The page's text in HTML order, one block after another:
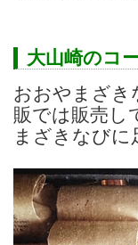
大山崎のコ
おおやまざき
販では販売し
まざきなびに